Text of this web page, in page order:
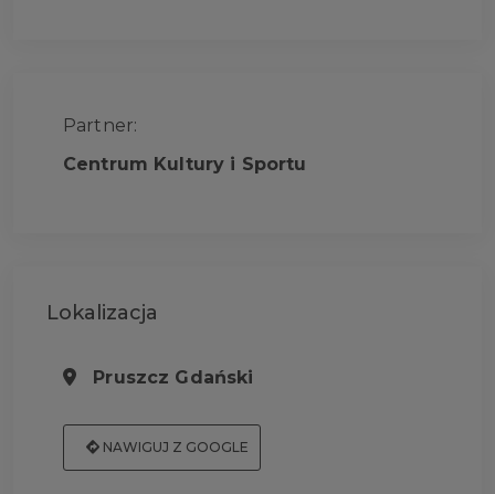
Partner:
Centrum Kultury i Sportu
Lokalizacja
Pruszcz Gdański
NAWIGUJ Z GOOGLE